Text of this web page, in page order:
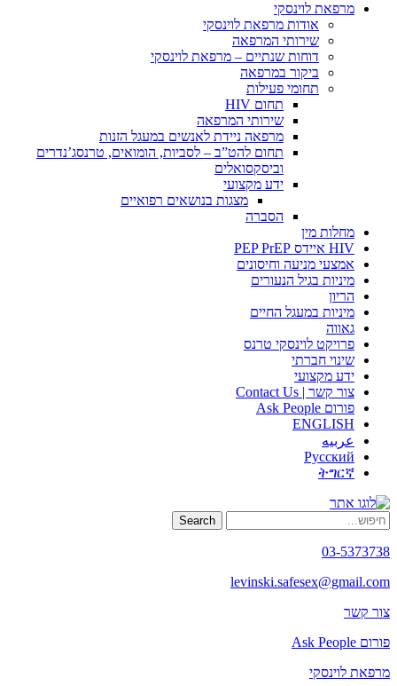
מרפאת לוינסקי
אודות מרפאת לוינסקי
שירותי המרפאה
דוחות שנתיים – מרפאת לוינסקי
ביקור במרפאה
תחומי פעילות
תחום HIV
שירותי המרפאה
מרפאה ניידת לאנשים במעגל הזנות
תחום להט”ב – לסביות, הומואים, טרנסג’נדרים
וביסקסואלים
ידע מקצועי
מצגות בנושאים רפואיים
הסברה
מחלות מין
HIV איידס PEP PrEP
אמצעי מניעה וחיסונים
מיניות בגיל הנעורים
הריון
מיניות במעגל החיים
גאווה
פרויקט לוינסקי טרנס
שינוי חברתי
ידע מקצועי
צור קשר | Contact Us
פורום Ask People
ENGLISH
عربيه
Русский
ትግርኛ
Search
03-5373738
levinski.safesex@gmail.com
צור קשר
פורום Ask People
מרפאת לוינסקי